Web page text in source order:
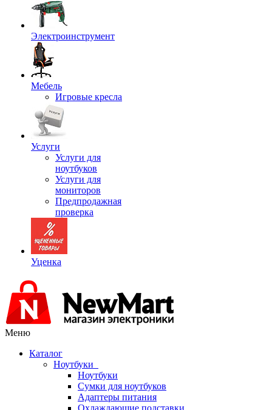
Электроинструмент
Мебель
Игровые кресла
Услуги
Услуги для
ноутбуков
Услуги для
мониторов
Предпродажная
проверка
Уценка
Меню
Каталог
Ноутбуки
Ноутбуки
Сумки для ноутбуков
Адаптеры питания
Охлаждающие подставки